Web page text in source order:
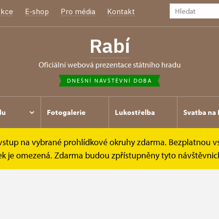
E-shop Pro média Kontakt
Rabí
oficiální webová prezentace státního hradu
DNEŠNÍ NÁVŠTĚVNÍ DOBA
Fotogalerie Lukostřelba Svatba na
na vybrané prohlídkové okruhy zdarma. Bezplatnou
omezená. Zdarma budou zpřístupněny tyto